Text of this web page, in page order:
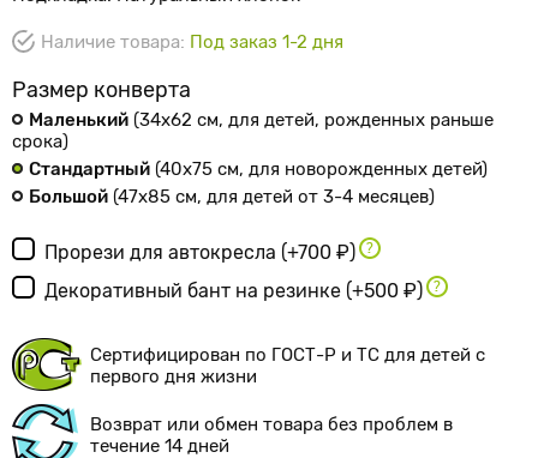
Наличие товара: Под заказ 1-2 дня
Размер конверта
Маленький (34х62 см, для детей, рожденных раньше
срока)
Стандартный (40х75 см, для новорожденных детей)
Большой (47х85 см, для детей от 3-4 месяцев)
Прорези для автокресла (+700 ₽)
Декоративный бант на резинке (+500 ₽)
Сертифицирован по ГОСТ-Р и ТС для детей с
первого дня жизни
Возврат или обмен товара без проблем в
течение 14 дней